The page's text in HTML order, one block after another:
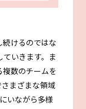
続けるのではな
ていきます。ま
複数のチームを
まざまな領域
いながら多様